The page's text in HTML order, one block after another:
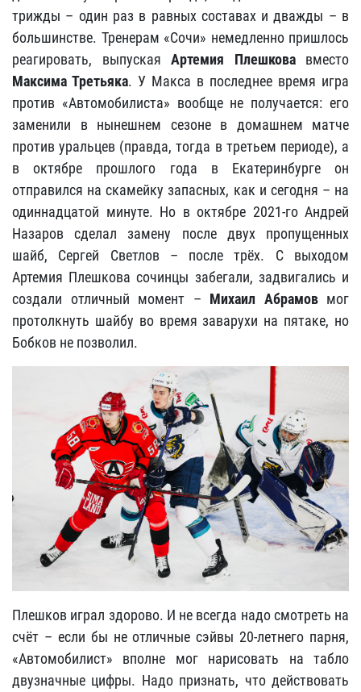
трижды – один раз в равных составах и дважды – в
большинстве. Тренерам «Сочи» немедленно пришлось
реагировать, выпуская Артемия Плешковавместо
Максима Третьяка. У Макса в последнее время игра
против «Автомобилиста» вообще не получается: его
заменили в нынешнем сезоне в домашнем матче
против уральцев (правда, тогда в третьем периоде), а
в октябре прошлого года в Екатеринбурге он
отправился на скамейку запасных, как и сегодня – на
одиннадцатой минуте. Но в октябре 2021-го Андрей
Назаров сделал замену после двух пропущенных
шайб, Сергей Светлов – после трёх. С выходом
Артемия Плешкова сочинцы забегали, задвигались и
создали отличный момент – Михаил Абрамовмог
протолкнуть шайбу во время заварухи на пятаке, но
Бобков не позволил.
Плешков играл здорово. И не всегда надо смотреть на
счёт – если бы не отличные сэйвы 20-летнего парня,
«Автомобилист» вполне мог нарисовать на табло
двузначные цифры. Надо признать, что действовать